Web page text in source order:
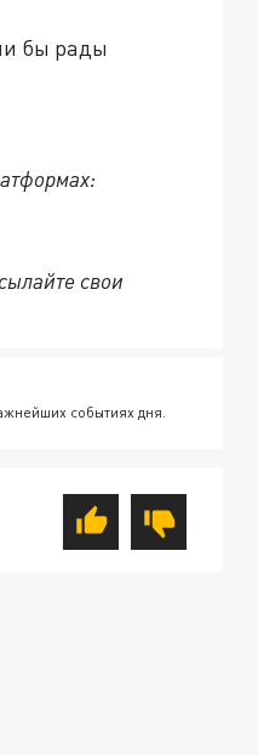
бы рады
свои
событиях дня.